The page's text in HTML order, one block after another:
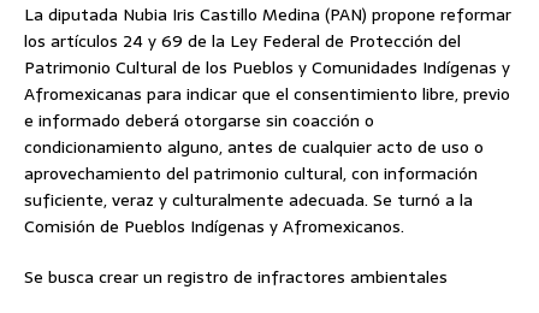
La diputada Nubia Iris Castillo Medina (PAN) propone reformar
los artículos 24 y 69 de la Ley Federal de Protección del
Patrimonio Cultural de los Pueblos y Comunidades Indígenas y
Afromexicanas para indicar que el consentimiento libre, previo
e informado deberá otorgarse sin coacción o
condicionamiento alguno, antes de cualquier acto de uso o
aprovechamiento del patrimonio cultural, con información
suficiente, veraz y culturalmente adecuada. Se turnó a la
Comisión de Pueblos Indígenas y Afromexicanos.
Se busca crear un registro de infractores ambientales